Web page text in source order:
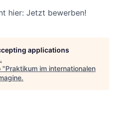
hier: Jetzt bewerben!
applications
.
"Praktikum im internationalen
.